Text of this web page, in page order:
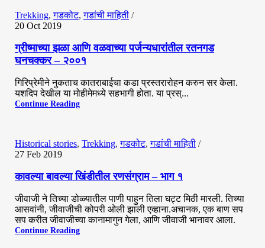
Trekking,गडकोट,गडांची माहिती
20 Oct 2019
ग्रीष्माच्या झळा आणि वळवाच्या पर्जन्यधारांतील रतनगड
घनचक्कर – २००१
गिरिप्रेमीने नुकताच कातराबाईचा कडा प्रस्तरारोहन करुन सर केला.
यशदिप देखील या मोहीमेमध्ये सहभागी होता. या प्रस्...
Continue Reading
Hemant Vavale
0
Historical stories, Trekking,गडकोट,गडांची माहिती
27 Feb 2019
कावल्या बावल्या खिंडीतील रणसंग्राम – भाग १
जीवाजी ने तिच्या डोळ्यातील पाणी पाहुन तिला घट्ट मिठी मारली. तिच्या
आसवांनी, जीवाजीची कोपरी ओली झाली एव्हाना.अचानक, एक बाण सप
सप करीत जीवाजीच्या कानामागुन गेला, आणि जीवाजी भानावर आला.
Continue Reading
Hemant Vavale
0